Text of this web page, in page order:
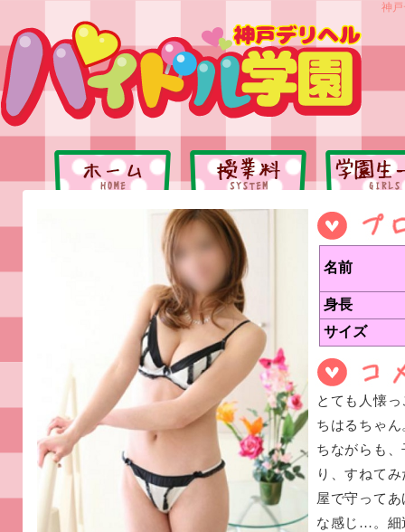
神
名前
身長
サイズ
とても人懐
ちはるちゃ
ちながらも
り、すねて
屋で守って
な感じ…。細